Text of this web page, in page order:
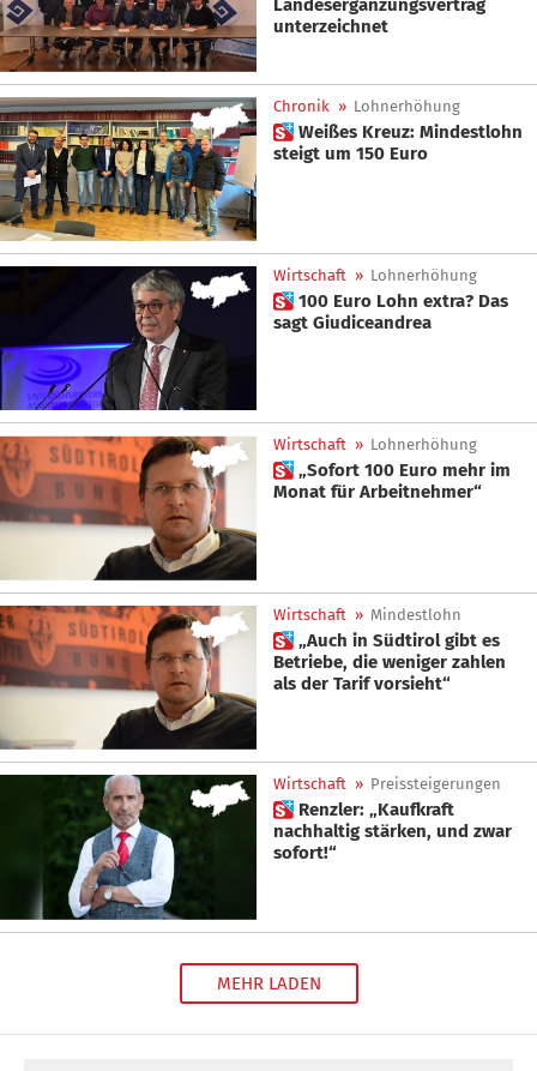
Landesergänzungsvertrag
unterzeichnet
Chronik » Lohnerhöhung
 Weißes Kreuz: Mindestlohn
steigt um 150 Euro
Wirtschaft » Lohnerhöhung
 100 Euro Lohn extra? Das
sagt Giudiceandrea
Wirtschaft » Lohnerhöhung
 „Sofort 100 Euro mehr im
Monat für Arbeitnehmer“
Wirtschaft » Mindestlohn
 „Auch in Südtirol gibt es
Betriebe, die weniger zahlen
als der Tarif vorsieht“
Wirtschaft » Preissteigerungen
 Renzler: „Kaufkraft
nachhaltig stärken, und zwar
sofort!“
MEHR LADEN